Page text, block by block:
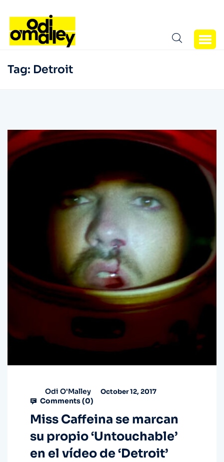
Tag: Detroit
Odi O'Malley October 12, 2017
Comments (0)
Miss Caffeina se marcan
su propio ‘Untouchable’
en el vídeo de ‘Detroit’